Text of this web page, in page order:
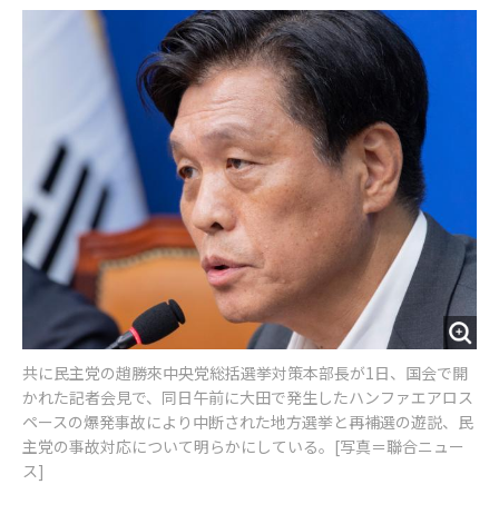
共に民主党の趙勝來中央党総括選挙対策本部長が1日、国会で開
かれた記者会見で、同日午前に大田で発生したハンファエアロス
ペースの爆発事故により中断された地方選挙と再補選の遊説、民
主党の事故対応について明らかにしている。[写真＝聯合ニュー
ス]